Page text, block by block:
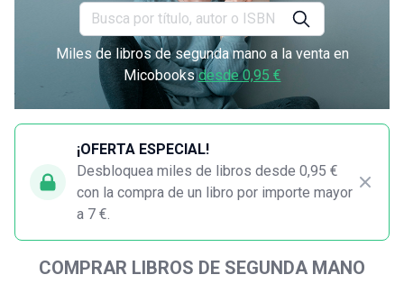
Miles de libros de segunda mano a la venta en
Micobooksdesde 0,95 €
¡OFERTA ESPECIAL!
Desbloquea miles de libros desde 0,95 €
con la compra de un libro por importe mayor
a 7 €.
COMPRAR LIBROS DE SEGUNDA MANO